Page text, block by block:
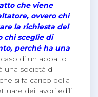
che viene
ovvero chi
la richiesta del
chi sceglie di
perché ha una
di un appalto
una società di
si fa carico della
dei lavori edili